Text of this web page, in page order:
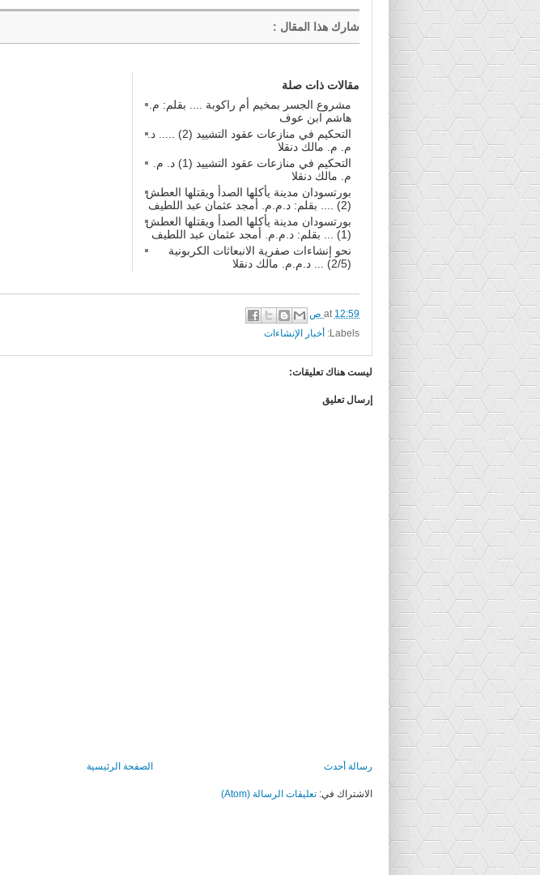
شارك هذا المقال :
مقالات ذات صلة
مشروع الجسر بمخيم أم راكوبة .... بقلم: م.
هاشم ابن عوف
التحكيم في منازعات عقود التشييد (2) ..... د.
م. م. مالك دنقلا
التحكيم في منازعات عقود التشييد (1) د. م.
م. مالك دنقلا
بورتسودان مدينة يأكلها الصدأ ويقتلها العطش
(2) .... بقلم: د.م.م. أمجد عثمان عبد اللطيف
بورتسودان مدينة يأكلها الصدأ ويقتلها العطش
(1) ... بقلم: د.م.م. أمجد عثمان عبد اللطيف
نحو إنشاءات صفرية الانبعاثات الكربونية
(2/5) ... د.م.م. مالك دنقلا
at 12:59 ص
Labels:
أخبار الإنشاءات
ليست هناك تعليقات:
إرسال تعليق
رسالة أحدث الصفحة الرئيسية
الاشتراك في: تعليقات الرسالة (Atom)